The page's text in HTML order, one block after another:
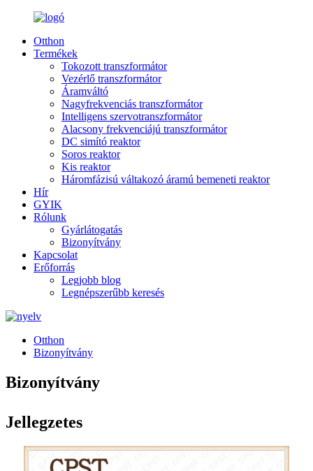
Otthon
Termékek
Tokozott transzformátor
Vezérlő transzformátor
Áramváltó
Nagyfrekvenciás transzformátor
Intelligens szervotranszformátor
Alacsony frekvenciájú transzformátor
DC simító reaktor
Soros reaktor
Kis reaktor
Háromfázisú váltakozó áramú bemeneti reaktor
Hír
GYIK
Rólunk
Gyárlátogatás
Bizonyítvány
Kapcsolat
Erőforrás
Legjobb blog
Legnépszerűbb keresés
Otthon
Bizonyítvány
Bizonyítvány
Jellegzetes